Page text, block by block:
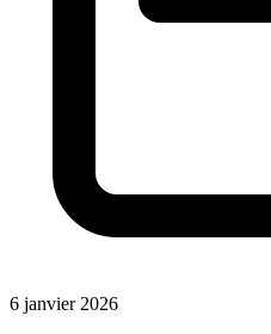
6 janvier 2026